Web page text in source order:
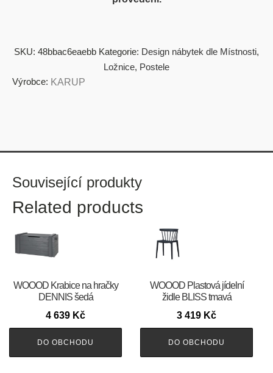
SKU: 48bbac6eaebb Kategorie: Design nábytek dle Místnosti,
Ložnice, Postele
Výrobce: KARUP
Související produkty
Related products
WOOOD Krabice na hračky
DENNIS šedá
4 639 Kč
DO OBCHODU
WOOOD Plastová jídelní
židle BLISS tmavá
3 419 Kč
DO OBCHODU